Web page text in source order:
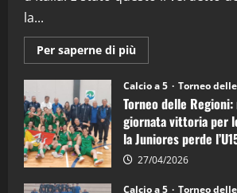
la...
Per saperne di più
informazioni
Torneo
delle
Regioni
di
calcio
a
5:
la
Juniores
Calcio a 5 Torneo
Torneo delle
giornata vittoria per
la Juniores perde
27/04/2026
Calcio a 5 Torneo